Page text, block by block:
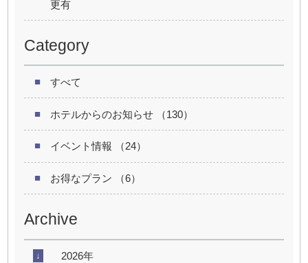
更有
Category
すべて
ホテルからのお知らせ （130）
イベント情報 （24）
お得なプラン （6）
Archive
2026年